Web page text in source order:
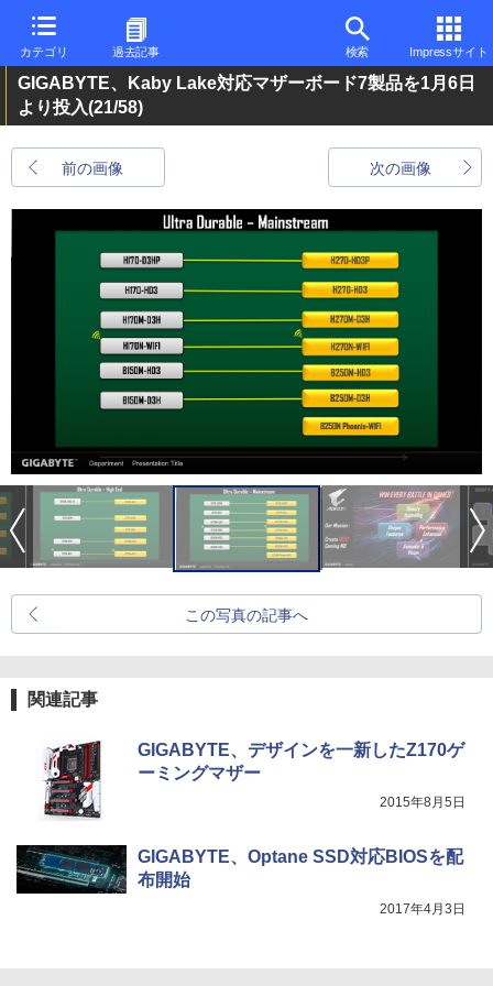
カテゴリ 過去記事 検索 Impressサイト
GIGABYTE、Kaby Lake対応マザーボード7製品を1月6日
より投入(21/58)
前の画像 次の画像
この写真の記事へ
関連記事
GIGABYTE、デザインを一新したZ170ゲ
ーミングマザー
2015年8月5日
GIGABYTE、Optane SSD対応BIOSを配
布開始
2017年4月3日